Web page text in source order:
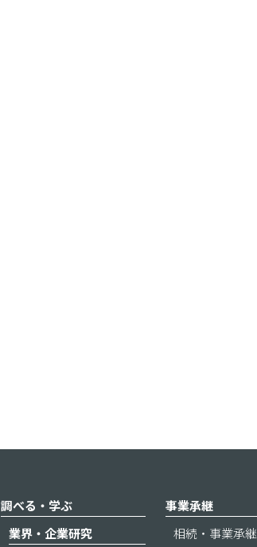
調べる・学ぶ
業界・企業研究
事業承継
相続・事業承継